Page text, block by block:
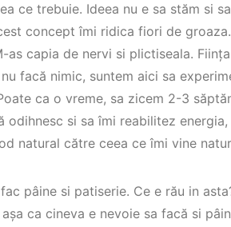
ce trebuie. Ideea nu e sa stăm si
concept îmi ridica fiori de
as capia de nervi si plictiseala.
facă nimic, suntem aici sa
ca o vreme, sa zicem 2-3
odihnesc si sa îmi reabilitez
natural către ceea ce îmi vine
pâine si patiserie. Ce e rău in
ca cineva e nevoie sa facă si